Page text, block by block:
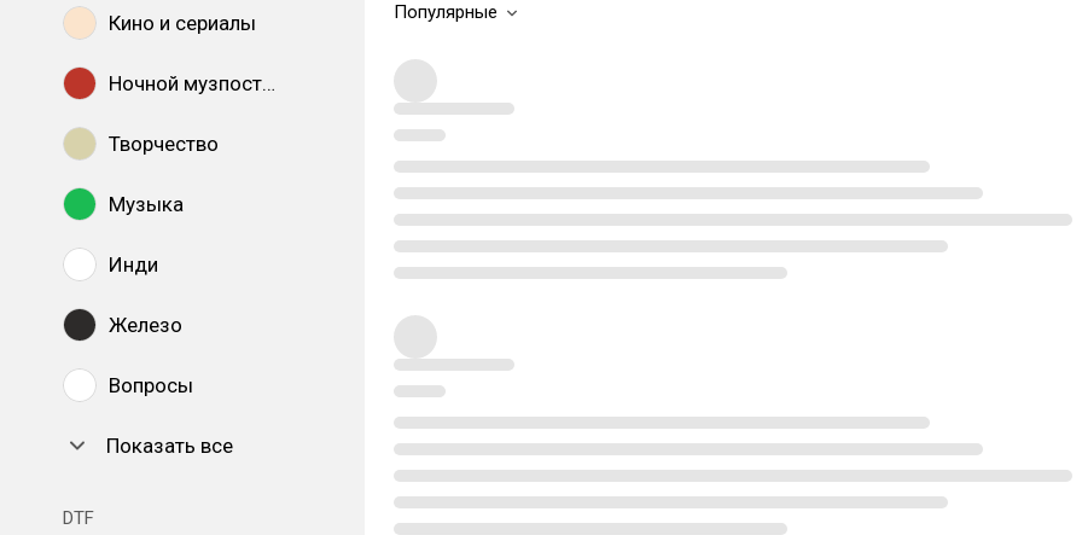
Кино и сериалы
Ночной музпостинг
Творчество
Музыка
Инди
Железо
Вопросы
Показать все
DTF
Популярные